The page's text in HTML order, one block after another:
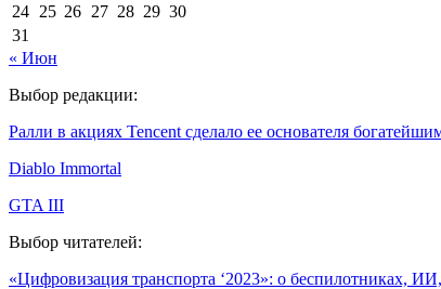
24 25 26 27 28 29 30
31
« Июн
Выбор редакции:
Ралли в акциях Tencent сделало ее основателя
Diablo Immortal
GTA III
Выбор читателей:
«Цифровизация транспорта ‘2023»: о беспилотниках,